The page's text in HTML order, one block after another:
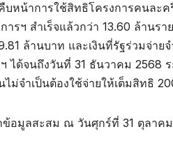
บหน้าการใช้สิทธิโครงการคนละ
รฯ สำเร็จแล้วกว่า 13.60 ล้านรา
ล้านบาท และเงินที่รัฐร่วมจ่าย
ด้จนถึงวันที่ 31 ธันวาคม 2568 ร
ม่จำเป็นต้องใช้จ่ายให้เต็มสิทธิ
อมูลสะสม ณ วันศุกร์ที่ 31 ตุลาคม